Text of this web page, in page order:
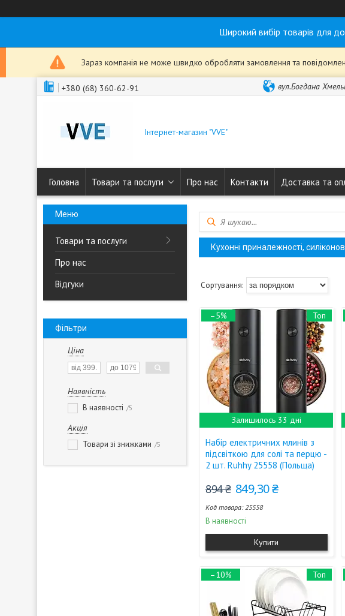
Широкий вибір товарів для
Зараз компанія не може швидко обробляти замовлення та
+380 (68) 360-62-91 вул.Богдана
Інтернет-магазин "VVE"
Головна Товари та послуги Про нас Контакти Доставка та
Товари та послуги
Про нас
Відгуки
Фільтри
Ціна
Наявність
В наявності 5
Акція
Товари зі знижками 5
Кухонні приналежності,
–5%
Залишилось 33 дні
Топ
Набір електричних млинів з
підсвіткою для солі та перцю -
2 шт. Ruhhy 25558 (Польща)
894 ₴ 849,30 ₴
25558
В наявності
Купити
–10% Топ